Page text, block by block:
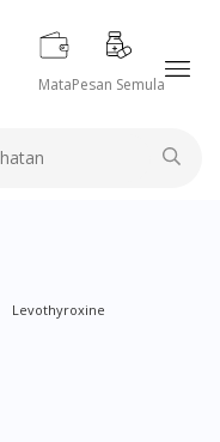
MataPesan Semula
Levothyroxine